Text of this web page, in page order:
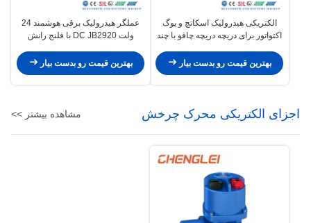
الکتریکی هیدرولیک اسکاتچ و یوگ
اکتواتور برای دریچه دریچه چاقو با چند
بهترین قیمت رو بدست بیار
عملگر هیدرولیک برقی هوشمند 24
ولت DC JB2920 با فلنج رانش
بهترین قیمت رو بدست بیار
اجزای الکتریکی محرک چرخش مشاهده بیشتر >>